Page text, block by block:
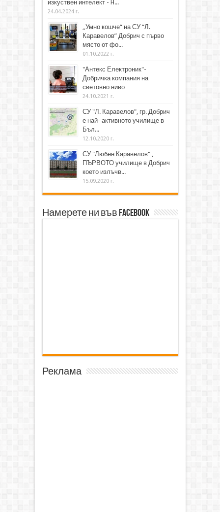
изкуствен интелект - H...
24.04.2024 г.
„Умно кошче“ на СУ “Л.
Каравелов” Добрич с първо
място от фо...
01.10.2022 г.
"Антекс Електроник"-
Добричка компания на
световно ниво
24.10.2021 г.
СУ "Л. Каравелов", гр. Добрич
е най- активното училище в
Бъл...
12.10.2020 г.
СУ "Любен Каравелов" ,
ПЪРВОТО училище в Добрич
което излъчв...
15.09.2020 г.
Намерете ни във Facebook
Реклама